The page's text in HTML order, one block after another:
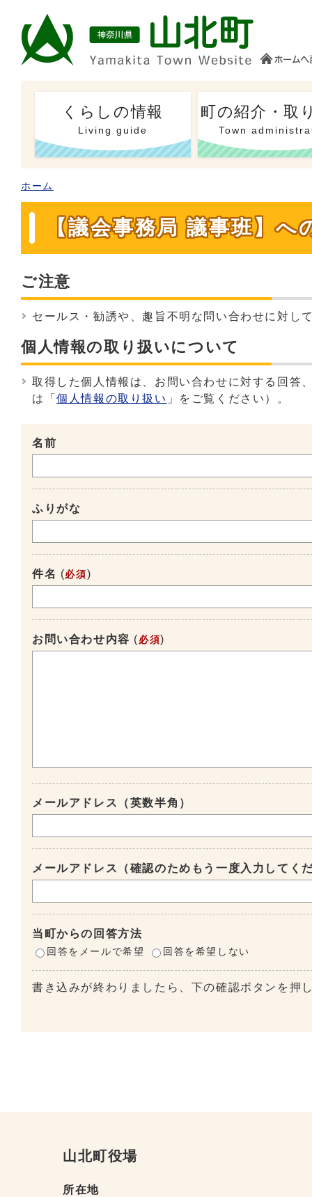
くらしの情報
Living guide
町の紹介・取
Town
ホーム
【議会事務局 議事班】へ
ご注意
セールス・勧誘や、趣旨不明な問い合わせに対し
個人情報の取り扱いについて
取得した個人情報は、お問い合わせに対する回答
は「個人情報の取り扱い 」をご覧ください）。
名前
ふりがな
件名 (必須)
お問い合わせ内容 ( 必須)
メールアドレス（英数半角）
メールアドレス（確認のためもう一度入力してく
当町からの回答方法
回答をメールで希望 回答を希望しない
書き込みが終わりましたら、下の確認ボタンを押
山北町役場
所在地